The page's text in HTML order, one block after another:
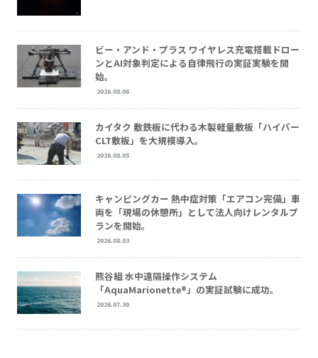
ビー・アンド・プラス ワイヤレス充電搭載ドロー
ンとAI対象判定による自律飛行の実証実験を開
始。
2026.08.06
カイタク 敷鉄板に代わる木製軽量敷板「ハイパー
CLT敷板」を大規模導入。
2026.08.05
キャンピングカー 熱中症対策「エアコン完備」車
両を「現場の休憩所」として法人向けレンタルプ
ランを開始。
2026.08.03
熊谷組 水中遠隔操作システム
「AquaMarionette®」の実証試験に成功。
2026.07.30